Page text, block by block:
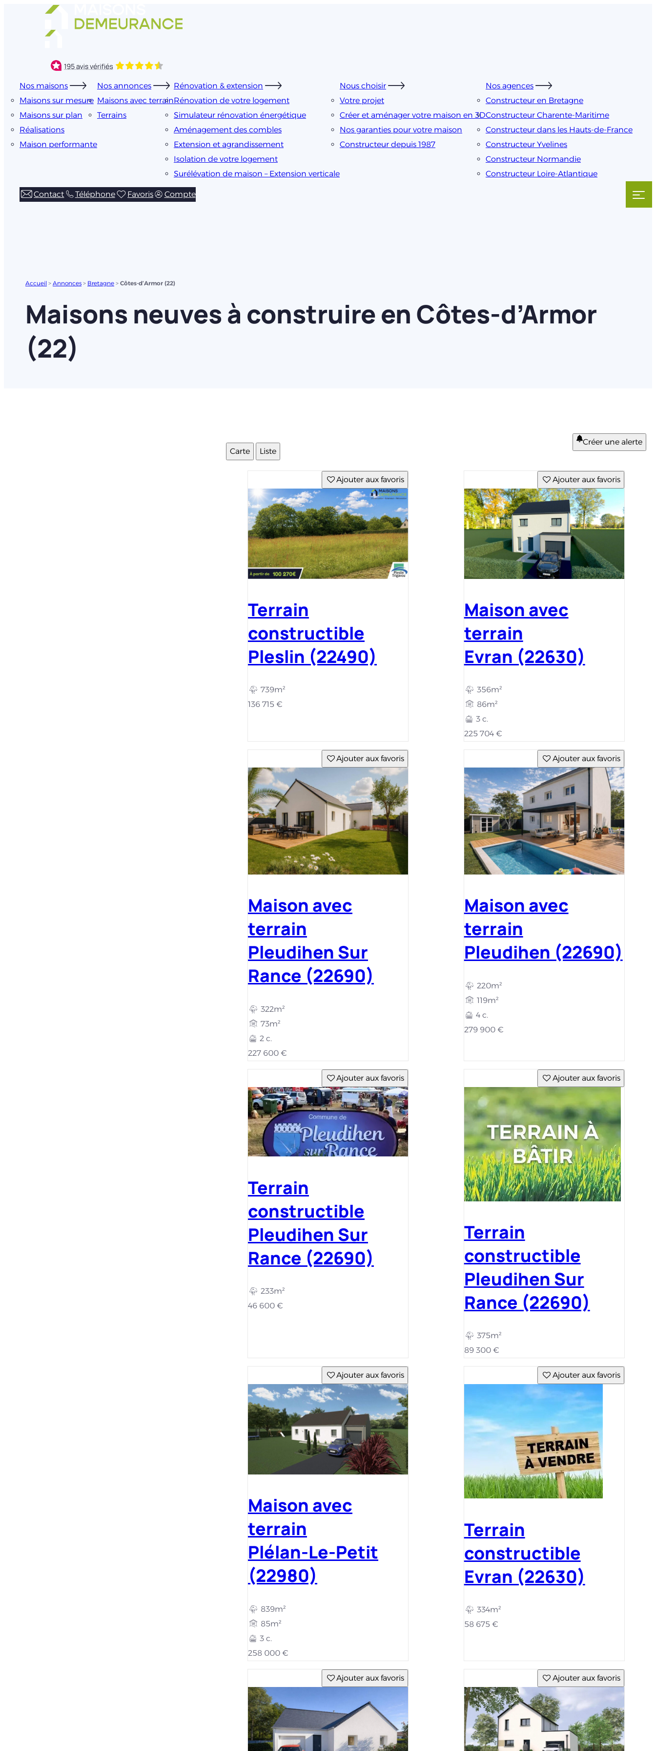
Nos maisons
Maisons sur mesure
Maisons sur plan
Réalisations
Maison performante
Nos annonces
Maisons avec terrain
Terrains
Rénovation & extension
Rénovation de votre logement
Simulateur rénovation énergétique
Aménagement des combles
Extension et agrandissement
Isolation de votre logement
Surélévation de maison – Extension verticale
Nous choisir
Votre projet
Créer et aménager votre maison en 3D
Nos garanties pour votre maison
Constructeur depuis 1987
Nos agences
Constructeur en Bretagne
Constructeur Charente-Maritime
Constructeur dans les Hauts-de-France
Constructeur Yvelines
Constructeur Normandie
Constructeur Loire-Atlantique
Contact Téléphone Favoris Compte
Accueil > Annonces > Bretagne > Côtes-d’Armor (22)
Maisons neuves à construire en Côtes-d’Armor
(22)
Carte Liste
Créer une alerte
Ajouter aux favoris
Terrain
constructible
Pleslin (22490)
739m²
136 715 €
Ajouter aux favoris
Maison avec
terrain
Evran (22630)
356m²
86m²
3 c.
225 704 €
Ajouter aux favoris
Maison avec
terrain
Pleudihen Sur
Rance (22690)
322m²
73m²
2 c.
227 600 €
Ajouter aux favoris
Maison avec
terrain
Pleudihen (22690)
220m²
119m²
4 c.
279 900 €
Ajouter aux favoris
Terrain
constructible
Pleudihen Sur
Rance (22690)
233m²
46 600 €
Ajouter aux favoris
Terrain
constructible
Pleudihen Sur
Rance (22690)
375m²
89 300 €
Ajouter aux favoris
Maison avec
terrain
Plélan-Le-Petit
(22980)
839m²
85m²
3 c.
258 000 €
Ajouter aux favoris
Terrain
constructible
Evran (22630)
334m²
58 675 €
Ajouter aux favoris Ajouter aux favoris